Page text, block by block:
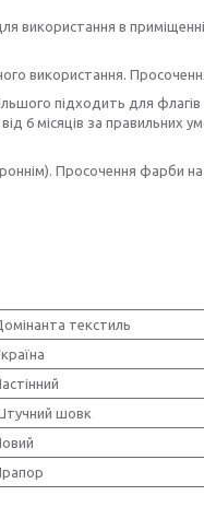
використання в
використання.
підходить для
6 місяців за правильних
Просочення фарби на
текстиль
шовк